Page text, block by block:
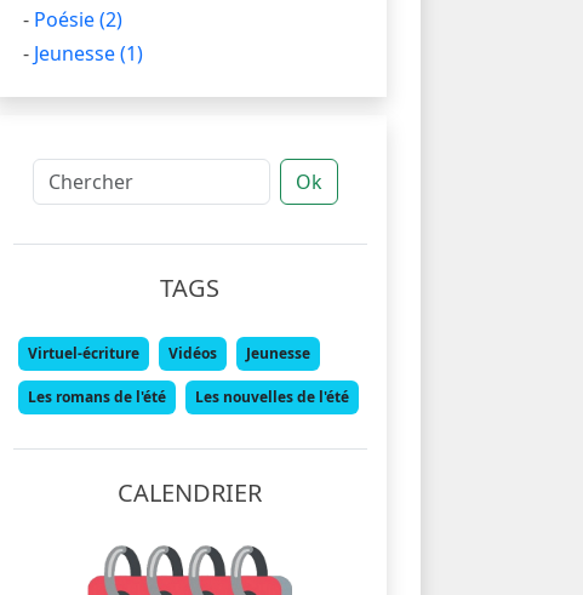
- Poésie(2)
- Jeunesse(1)
Ok
TAGS
Virtuel-écriture Vidéos Jeunesse
Les romans de l'été Les nouvelles de l'été
CALENDRIER